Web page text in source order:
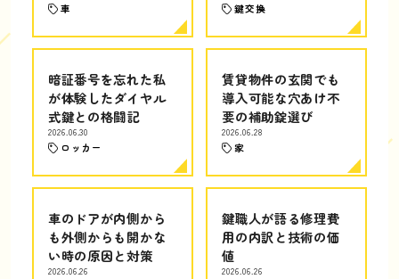
車 鍵交換
暗証番号を忘れた私
が体験したダイヤル
式鍵との格闘記
2026.06.30
ロッカー
賃貸物件の玄関でも
導入可能な穴あけ不
要の補助錠選び
2026.06.28
家
車のドアが内側から
も外側からも開かな
い時の原因と対策
2026.06.26
鍵職人が語る修理費
用の内訳と技術の価
値
2026.06.26